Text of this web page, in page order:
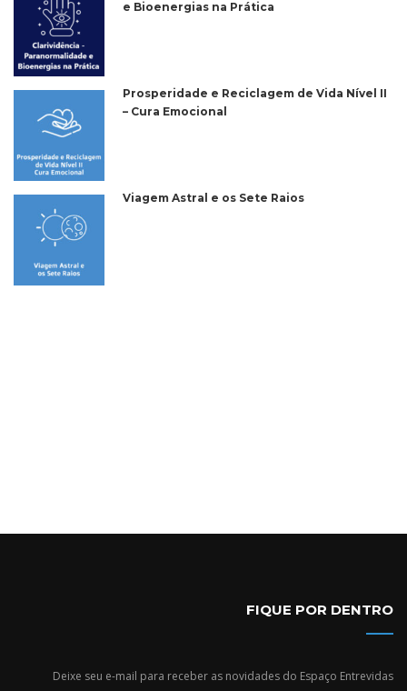
e Bioenergias na Prática
Prosperidade e Reciclagem de Vida Nível II
– Cura Emocional
Viagem Astral e os Sete Raios
FIQUE POR DENTRO
Deixe seu e-mail para receber as novidades do Espaço Entrevidas